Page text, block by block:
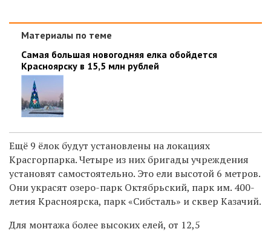
Материалы по теме
Самая большая новогодняя елка обойдется
Красноярску в 15,5 млн рублей
Ещё 9 ёлок будут установлены на локациях
Красгорпарка. Четыре из них бригады учреждения
установят самостоятельно. Это ели высотой 6 метров.
Они украсят озеро-парк Октябрьский, парк им. 400-
летия Красноярска, парк «Сибсталь» и сквер Казачий.
Для монтажа более высоких елей, от 12,5